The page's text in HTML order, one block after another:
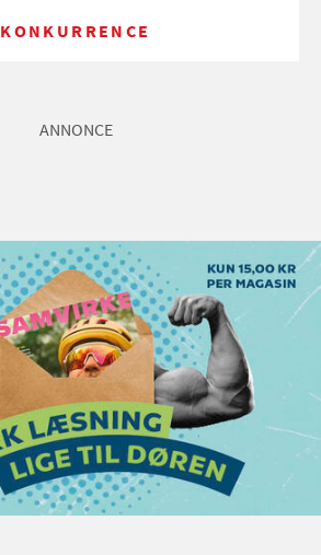
KONKURRENCE
ANNONCE